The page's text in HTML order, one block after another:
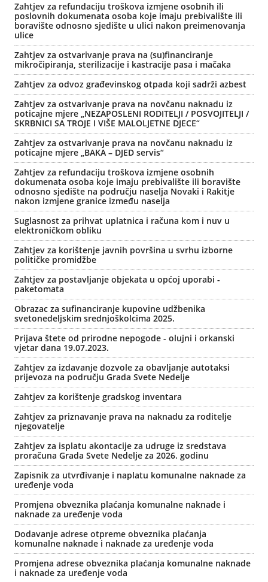
Zahtjev za refundaciju troškova izmjene osobnih ili
poslovnih dokumenata osoba koje imaju prebivalište ili
boravište odnosno sjedište u ulici nakon preimenovanja
ulice
Zahtjev za ostvarivanje prava na (su)financiranje
mikročipiranja, sterilizacije i kastracije pasa i mačaka
Zahtjev za odvoz građevinskog otpada koji sadrži azbest
Zahtjev za ostvarivanje prava na novčanu naknadu iz
poticajne mjere „NEZAPOSLENI RODITELJI / POSVOJITELJI /
SKRBNICI SA TROJE I VIŠE MALOLJETNE DJECE“
Zahtjev za ostvarivanje prava na novčanu naknadu iz
poticajne mjere „BAKA – DJED servis“
Zahtjev za refundaciju troškova izmjene osobnih
dokumenata osoba koje imaju prebivalište ili boravište
odnosno sjedište na području naselja Novaki i Rakitje
nakon izmjene granice između naselja
Suglasnost za prihvat uplatnica i računa kom i nuv u
elektroničkom obliku
Zahtjev za korištenje javnih površina u svrhu izborne
političke promidžbe
Zahtjev za postavljanje objekata u općoj uporabi -
paketomata
Obrazac za sufinanciranje kupovine udžbenika
svetonedeljskim srednjoškolcima 2025.
Prijava štete od prirodne nepogode - olujni i orkanski
vjetar dana 19.07.2023.
Zahtjev za izdavanje dozvole za obavljanje autotaksi
prijevoza na području Grada Svete Nedelje
Zahtjev za korištenje gradskog inventara
Zahtjev za priznavanje prava na naknadu za roditelje
njegovatelje
Zahtjev za isplatu akontacije za udruge iz sredstava
proračuna Grada Svete Nedelje za 2026. godinu
Zapisnik za utvrđivanje i naplatu komunalne naknade za
uređenje voda
Promjena obveznika plaćanja komunalne naknade i
naknade za uređenje voda
Dodavanje adrese otpreme obveznika plaćanja
komunalne naknade i naknade za uređenje voda
Promjena adrese obveznika plaćanja komunalne naknade
i naknade za uređenje voda